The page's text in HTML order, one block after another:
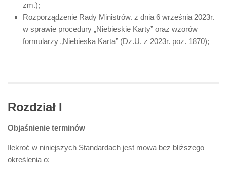
zm.);
Rozporządzenie Rady Ministrów. z dnia 6 września 2023r.
w sprawie procedury „Niebieskie Karty” oraz wzorów
formularzy „Niebieska Karta” (Dz.U. z 2023r. poz. 1870);
Rozdział I
Objaśnienie terminów
Ilekroć w niniejszych Standardach jest mowa bez bliższego
określenia o: